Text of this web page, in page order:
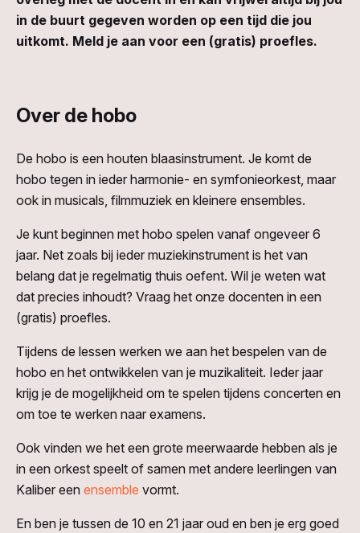
in de buurt gegeven worden op een tijd die jou
uitkomt. Meld je aan voor een (gratis) proefles.
Over de hobo
De hobo is een houten blaasinstrument. Je komt de
hobo tegen in ieder harmonie- en symfonieorkest, maar
ook in musicals, filmmuziek en kleinere ensembles.
Je kunt beginnen met hobo spelen vanaf ongeveer 6
jaar. Net zoals bij ieder muziekinstrument is het van
belang dat je regelmatig thuis oefent. Wil je weten wat
dat precies inhoudt? Vraag het onze docenten in een
(gratis) proefles.
Tijdens de lessen werken we aan het bespelen van de
hobo en het ontwikkelen van je muzikaliteit. Ieder jaar
krijg je de mogelijkheid om te spelen tijdens concerten en
om toe te werken naar examens.
Ook vinden we het een grote meerwaarde hebben als je
in een orkest speelt of samen met andere leerlingen van
Kaliber een ensemble vormt.
En ben je tussen de 10 en 21 jaar oud en ben je erg goed